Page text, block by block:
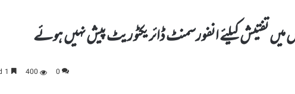
میں تفتیش کیلئے انفورسمنٹ ڈائریکٹوریٹ پیش نہیں ہوئے
0
400